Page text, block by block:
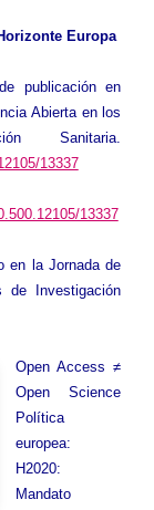
Europa
publicación en
Abierta en los
Sanitaria.
13337
13337
en la Jornada de
de Investigación
Open Access ≠
Open Science
Política
europea:
H2020:
Mandato